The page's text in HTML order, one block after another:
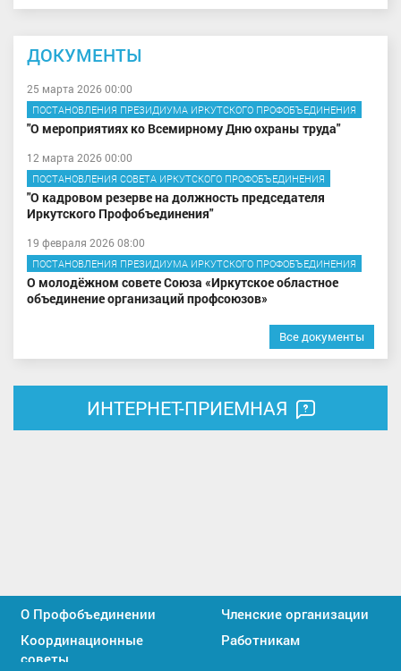
ДОКУМЕНТЫ
25 марта 2026 00:00
ПОСТАНОВЛЕНИЯ ПРЕЗИДИУМА ИРКУТСКОГО ПРОФОБЪЕДИНЕНИЯ
"О мероприятиях ко Всемирному Дню охраны труда"
12 марта 2026 00:00
ПОСТАНОВЛЕНИЯ СОВЕТА ИРКУТСКОГО ПРОФОБЪЕДИНЕНИЯ
"О кадровом резерве на должность председателя
Иркутского Профобъединения"
19 февраля 2026 08:00
ПОСТАНОВЛЕНИЯ ПРЕЗИДИУМА ИРКУТСКОГО ПРОФОБЪЕДИНЕНИЯ
О молодёжном совете Союза «Иркутское областное
объединение организаций профсоюзов»
Все документы
ИНТЕРНЕТ-ПРИЕМНАЯ
О Профобъединении
Членские организации
Координационные
советы
Работникам